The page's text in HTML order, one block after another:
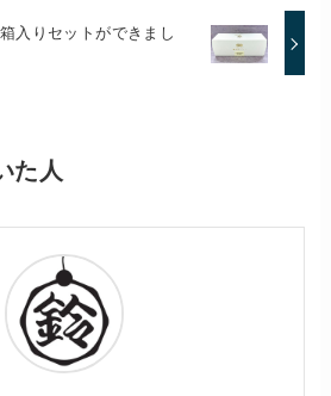
入りセットができまし
た人